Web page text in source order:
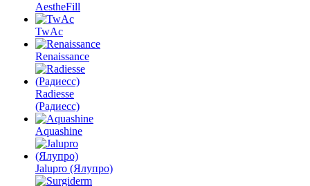
AestheFill
TwAc
Renaissance
Radiesse
(Радиесс)
Aquashine
Jalupro (Ялупро)